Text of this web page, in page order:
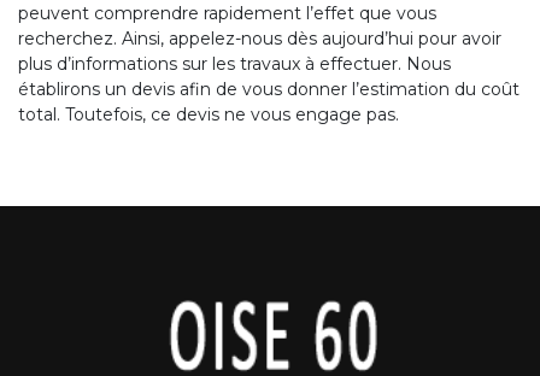
peuvent comprendre rapidement l’effet que vous
recherchez. Ainsi, appelez-nous dès aujourd’hui pour avoir
plus d’informations sur les travaux à effectuer. Nous
établirons un devis afin de vous donner l’estimation du coût
total. Toutefois, ce devis ne vous engage pas.